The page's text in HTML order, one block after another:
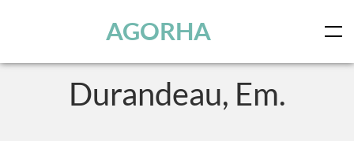
AGORHA
Durandeau, Em.